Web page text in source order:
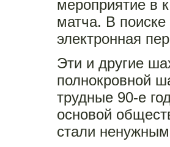
мероприятие в
матча. В
электронная
Эти и другие
полнокровной
трудные 90-е
основой
стали